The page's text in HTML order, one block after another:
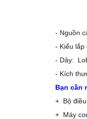
- Nguồn
- Kiểu lắp
- Dây:
- Kích
Bạn cần
+ Bộ
+ Máy